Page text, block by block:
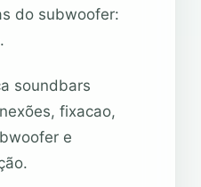
do subwoofer:
soundbars
fixacao,
e